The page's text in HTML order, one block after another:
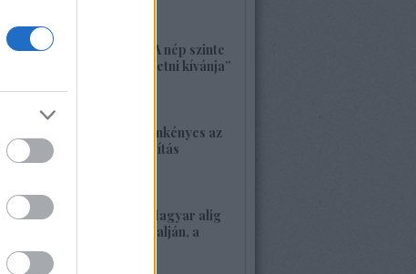
1418. BEKIÁLTÁS: „A nép szinte
bárkit követ, aki vezetni kívánja”
1417. BEKIÁLTÁS: Önkényes az
alaptörvény-módosítás
2026. május 21. 12:45
1416. BEKIÁLTÁS: Magyar alig
volt, alig van Kárpátalján, a
veszély összetett!
2026. május 17. 22:04